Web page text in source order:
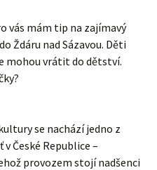
vás mám tip na zajímavý
Ždáru nad Sázavou. Děti
mohou vrátit do dětství.
se nachází jedno z
České Republice –
provozem stojí nadšenci